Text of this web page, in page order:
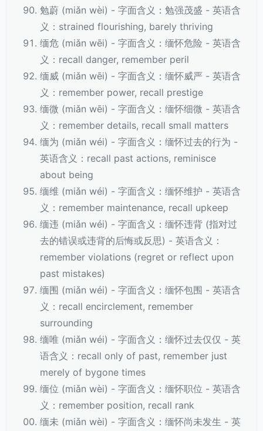
勉蔚 (miǎn wèi) - 字面含义：勉强茂盛 - 英语含
义：strained flourishing, barely thriving
缅危 (miǎn wēi) - 字面含义：缅怀危险 - 英语含
义：recall danger, remember peril
缅威 (miǎn wēi) - 字面含义：缅怀威严 - 英语含
义：remember power, recall prestige
缅微 (miǎn wēi) - 字面含义：缅怀细微 - 英语含
义：remember details, recall small matters
缅为 (miǎn wéi) - 字面含义：缅怀过去的行为 -
英语含义：recall past actions, reminisce
about being
缅维 (miǎn wéi) - 字面含义：缅怀维护 - 英语含
义：remember maintenance, recall upkeep
缅违 (miǎn wéi) - 字面含义：缅怀违背 (指对过
去的错误或违背的后悔或反思) - 英语含义：
remember violations (regret or reflect upon
past mistakes)
缅围 (miǎn wéi) - 字面含义：缅怀包围 - 英语含
义：recall encirclement, remember
surrounding
缅唯 (miǎn wéi) - 字面含义：缅怀过去仅仅 - 英
语含义：recall only of past, remember just
merely of bygone times
缅位 (miǎn wèi) - 字面含义：缅怀职位 - 英语含
义：remember position, recall rank
缅未 (miǎn wèi) - 字面含义：缅怀尚未发生 - 英